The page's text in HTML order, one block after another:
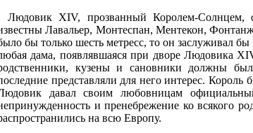
Людовик XIV, прозванный Королем-Солнцем,
Лавальер, Монтеспан, Ментекон,
бы только шесть метресс, то он заслуживал
дама, появлявшаяся при дворе Людовика
кузены и сановники должны
представляли для него интерес.
давал своим любовницам
и пренебрежение ко всякого
на всю Европу.